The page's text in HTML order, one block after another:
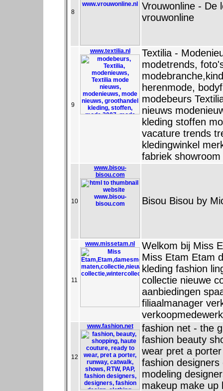
8
Vrouwonline - De
vrouwonline
9
www.textilia.nl
Textilia -
modetrends,
herenmode,
modebeurs
nieuws
kleding stoffen
vacature trends
kledingwinkel
fabriek showroom
10
www.bisou-
bisou.com
Bisou Bisou by
11
www.missetam.nl
Welkom bij Miss
Miss Etam Etam
kleding fashion
collectie nieuwe
aanbiedingen
filiaalmanager
12
www.fashion.net
fashion net - the
fashion beauty
wear pret a
fashion
modeling
makeup make up